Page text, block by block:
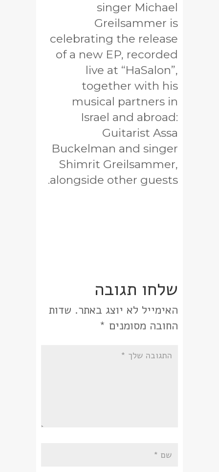
singer Michael
Greilsammer is
celebrating the release
of a new EP, recorded
live at “HaSalon”,
together with his
musical partners in
Israel and abroad:
Guitarist Assa
Buckelman and singer
Shimrit Greilsammer,
alongside other guests.
שלחו תגובה
האימייל לא יוצג באתר. שדות
החובה מסומנים *